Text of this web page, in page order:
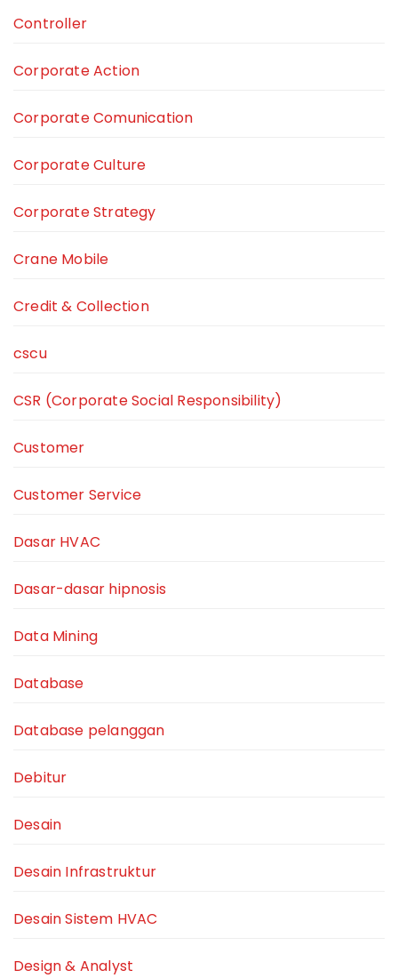
Controller
Corporate Action
Corporate Comunication
Corporate Culture
Corporate Strategy
Crane Mobile
Credit & Collection
cscu
CSR (Corporate Social Responsibility)
Customer
Customer Service
Dasar HVAC
Dasar-dasar hipnosis
Data Mining
Database
Database pelanggan
Debitur
Desain
Desain Infrastruktur
Desain Sistem HVAC
Design & Analyst